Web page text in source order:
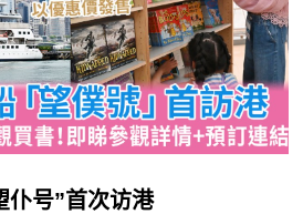
仆号”首次访港